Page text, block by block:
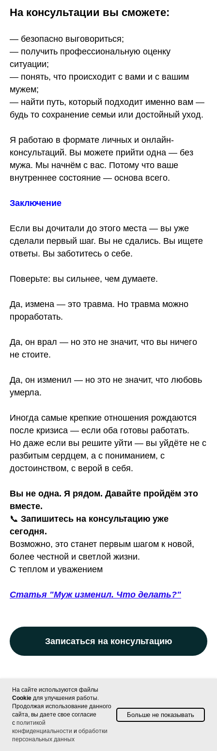
На консультации вы сможете:
— безопасно выговориться;
— получить профессиональную оценку
ситуации;
— понять, что происходит с вами и с вашим
мужем;
— найти путь, который подходит именно вам —
будь то сохранение семьи или достойный уход.
Я работаю в формате личных и онлайн-
консультаций. Вы можете прийти одна — без
мужа. Мы начнём с вас. Потому что ваше
внутреннее состояние — основа всего.
Заключение
Если вы дочитали до этого места — вы уже
сделали первый шаг. Вы не сдались. Вы ищете
ответы. Вы заботитесь о себе.
Поверьте: вы сильнее, чем думаете.
Да, измена — это травма. Но травма можно
проработать.
Да, он врал — но это не значит, что вы ничего
не стоите.
Да, он изменил — но это не значит, что любовь
умерла.
Иногда самые крепкие отношения рождаются
после кризиса — если оба готовы работать.
Но даже если вы решите уйти — вы уйдёте не с
разбитым сердцем, а с пониманием, с
достоинством, с верой в себя.
Вы не одна. Я рядом. Давайте пройдём это
вместе.
📞 Запишитесь на консультацию уже
сегодня.
Возможно, это станет первым шагом к новой,
более честной и светлой жизни.
С теплом и уважением
Статья "Муж изменил. Что делать?"
Записаться на консультацию
На сайте используются файлы
Cookie для улучшения работы.
Продолжая использование данного
сайта, вы даете свое согласие
с политикой
конфиденциальности и обработки
персональных данных
Больше не показывать
Главная Семейный психолог
Цены Контакты Статьи Отзывы
Политика конфиденциальности